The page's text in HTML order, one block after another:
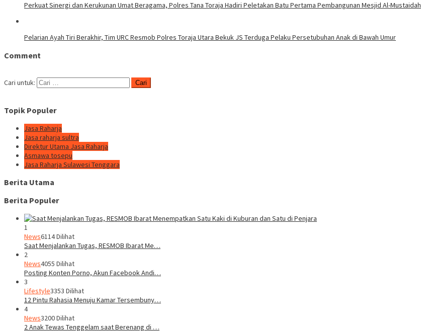
Perkuat Sinergi dan Kerukunan Umat Beragama, Polres Tana Toraja Hadiri Peletakan Batu Pertama Pembangunan Mesjid Al-Mustaidah
Pelarian Ayah Tiri Berakhir, Tim URC Resmob Polres Toraja Utara Bekuk JS Terduga Pelaku Persetubuhan Anak di Bawah Umur
Comment
Cari untuk:
Topik Populer
Jasa Raharja
Jasa raharja sultra
Direktur Utama Jasa Raharja
Asmawa tosepu
Jasa Raharja Sulawesi Tenggara
Berita Utama
Berita Populer
1
News6114 Dilihat
Saat Menjalankan Tugas, RESMOB Ibarat Me…
2
News4055 Dilihat
Posting Konten Porno, Akun Facebook Andi…
3
Lifestyle3353 Dilihat
12 Pintu Rahasia Menuju Kamar Tersembuny…
4
News3200 Dilihat
2 Anak Tewas Tenggelam saat Berenang di …